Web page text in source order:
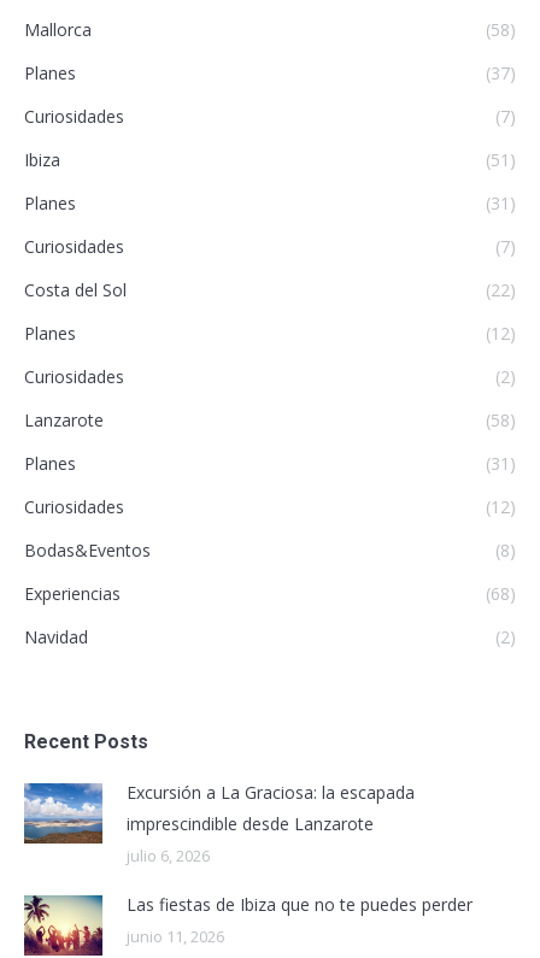
Mallorca
(58)
Planes
(37)
Curiosidades
(7)
Ibiza
(51)
Planes
(31)
Curiosidades
(7)
Costa del Sol
(22)
Planes
(12)
Curiosidades
(2)
Lanzarote
(58)
Planes
(31)
Curiosidades
(12)
Bodas&Eventos
(8)
Experiencias
(68)
Navidad
(2)
Recent Posts
Excursión a La Graciosa: la escapada
imprescindible desde Lanzarote
julio 6, 2026
Las fiestas de Ibiza que no te puedes perder
junio 11, 2026